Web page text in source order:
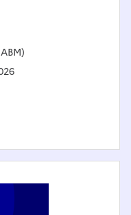
des activités